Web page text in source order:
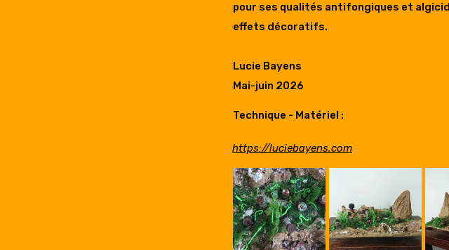
pour ses qualités antifongiques et
effets décoratifs.
Lucie Bayens
Mai-juin 2026
Technique - Matériel :
https://luciebayens.com